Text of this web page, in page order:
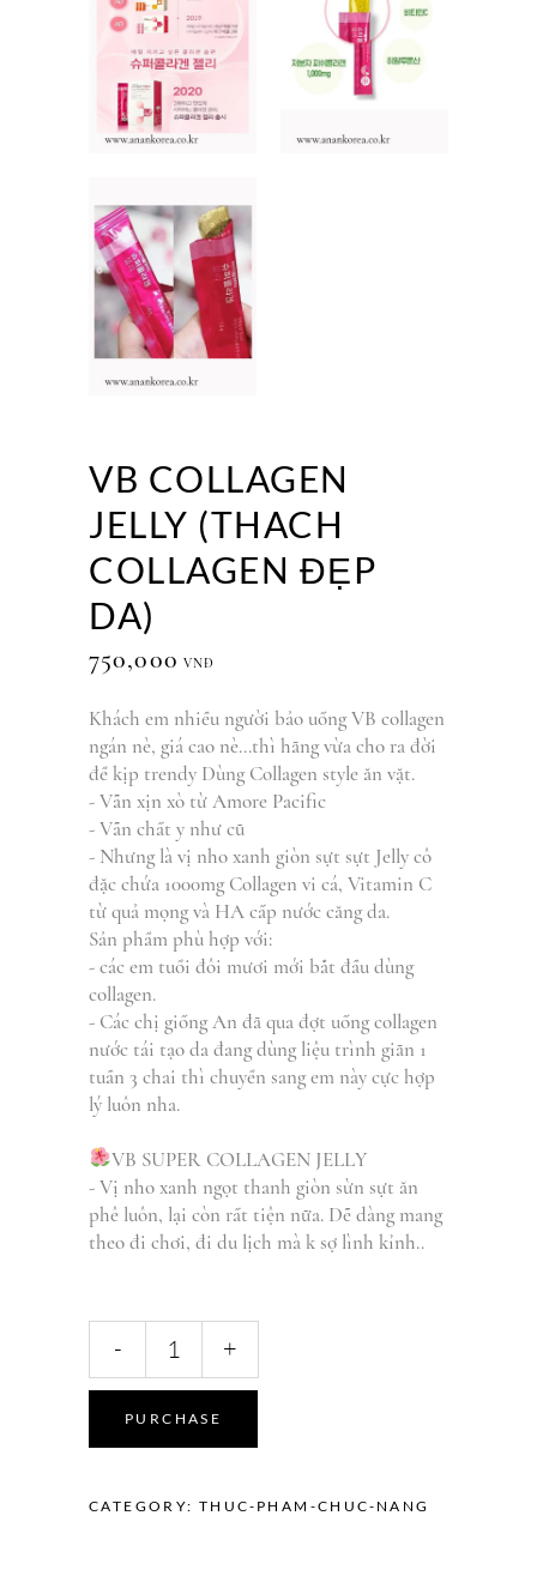
VB COLLAGEN
JELLY (THACH
COLLAGEN ĐẸP
DA)
750,000 VNĐ
Khách em nhiều người bảo uống VB collagen
ngán nè, giá cao nè...thì hãng vừa cho ra đời
để kịp trendy Dùng Collagen style ăn vặt.
- Vẫn xịn xò từ Amore Pacific
- Vẫn chất y như cũ
- Nhưng là vị nho xanh giòn sựt sựt Jelly cô
đặc chứa 1000mg Collagen vi cá, Vitamin C
từ quả mọng và HA cấp nước căng da.
Sản phẩm phù hợp với:
- các em tuổi đôi mươi mới bắt đầu dùng
collagen.
- Các chị giống An đã qua đợt uống collagen
nước tái tạo da đang dùng liệu trình giãn 1
tuần 3 chai thì chuyển sang em này cực hợp
lý luôn nha.
VB SUPER COLLAGEN JELLY
- Vị nho xanh ngọt thanh giòn sừn sựt ăn
phê luôn, lại còn rất tiện nữa. Dễ dàng mang
theo đi chơi, đi du lịch mà k sợ lình kỉnh..
quantity
- +
PURCHASE
CATEGORY:THUC-PHAM-CHUC-NANG